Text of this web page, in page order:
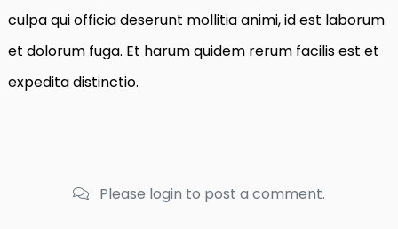
culpa qui officia deserunt mollitia animi, id est laborum
et dolorum fuga. Et harum quidem rerum facilis est et
expedita distinctio.
Please login to post a comment.